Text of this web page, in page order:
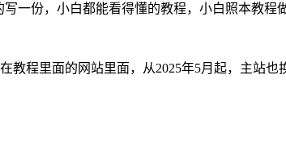
一份，小白都能看得懂的教程，小白照本教程
在教程里面的网站里面，从2025年5月起，主站